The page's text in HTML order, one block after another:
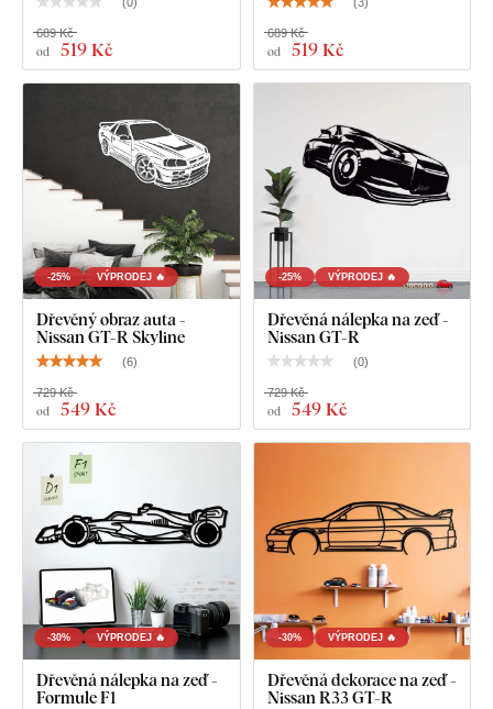
od 519 Kč
689 Kč
od 519 Kč
689 Kč
-25% VÝPRODEJ 🔥
Dřevěný obraz auta -
Nissan GT-R Skyline
(6)
od 549 Kč
729 Kč
-25% VÝPRODEJ 🔥
Dřevěná nálepka na zeď -
Nissan GT-R
(0)
od 549 Kč
729 Kč
-30% VÝPRODEJ 🔥
Dřevěná nálepka na zeď -
Formule F1
-30% VÝPRODEJ 🔥
Dřevěná dekorace na zeď -
Nissan R33 GT-R